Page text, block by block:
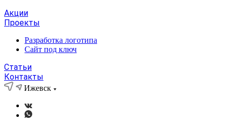
Акции
Проекты
Разработка логотипа
Сайт под ключ
Статьи
Контакты
Ижевск